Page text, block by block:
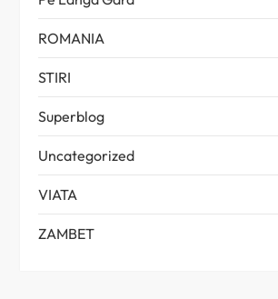
ROMANIA
STIRI
Superblog
Uncategorized
VIATA
ZAMBET